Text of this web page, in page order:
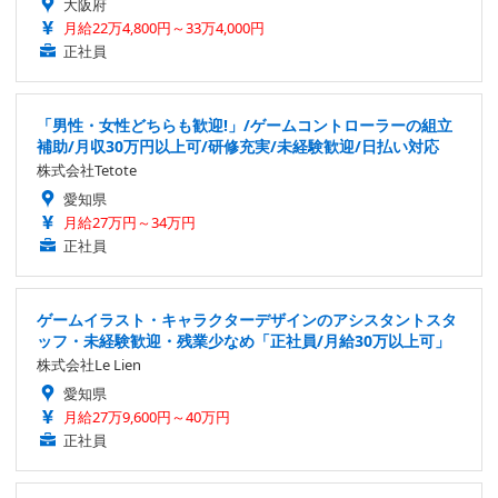
大阪府
月給22万4,800円～33万4,000円
正社員
「男性・女性どちらも歓迎!」/ゲームコントローラーの組立
補助/月収30万円以上可/研修充実/未経験歓迎/日払い対応
株式会社Tetote
愛知県
月給27万円～34万円
正社員
ゲームイラスト・キャラクターデザインのアシスタントスタ
ッフ・未経験歓迎・残業少なめ「正社員/月給30万以上可」
株式会社Le Lien
愛知県
月給27万9,600円～40万円
正社員